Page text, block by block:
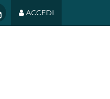
ACCEDI